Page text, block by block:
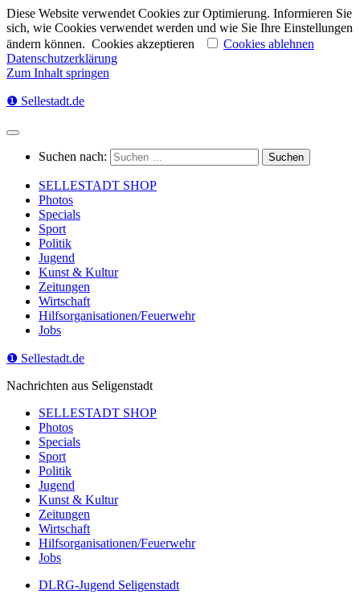
Diese Website verwendet Cookies zur Optimierung. Informieren Sie
sich, wie Cookies verwendet werden und wie Sie Ihre Einstellungen
ändern können. Cookies akzeptieren
Cookies ablehnen
Datenschutzerklärung
Zum Inhalt springen
❶ Sellestadt.de
Suchen nach:
SELLESTADT SHOP
Photos
Specials
Sport
Politik
Jugend
Kunst & Kultur
Zeitungen
Wirtschaft
Hilfsorganisationen/Feuerwehr
Jobs
❶ Sellestadt.de
Nachrichten aus Seligenstadt
SELLESTADT SHOP
Photos
Specials
Sport
Politik
Jugend
Kunst & Kultur
Zeitungen
Wirtschaft
Hilfsorganisationen/Feuerwehr
Jobs
DLRG-Jugend Seligenstadt